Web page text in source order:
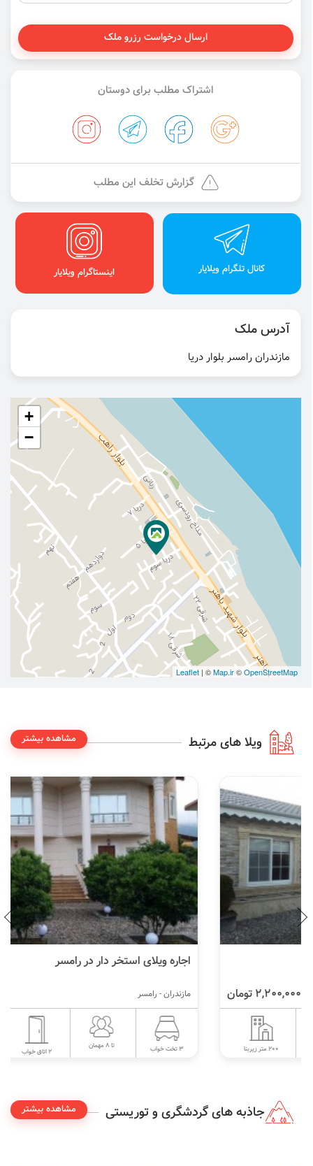
ارسال درخواست رزرو ملک
اشتراک مطلب برای دوستان
گزارش تخلف این مطلب
کانال تلگرام ویلایار اینستاگرام ویلایار
آدرس ملک
مازندران رامسر بلوار دریا
+
−
Leaflet | ©Map.ir©OpenStreetMap
ویلا های مرتبط مشاهده بیشتر
اجاره ویلای استخر دار در رامسر
مازندران - رامسر
3 تخت خواب
جاذبه های گردشگری و توریستی مشاهده بیشتر